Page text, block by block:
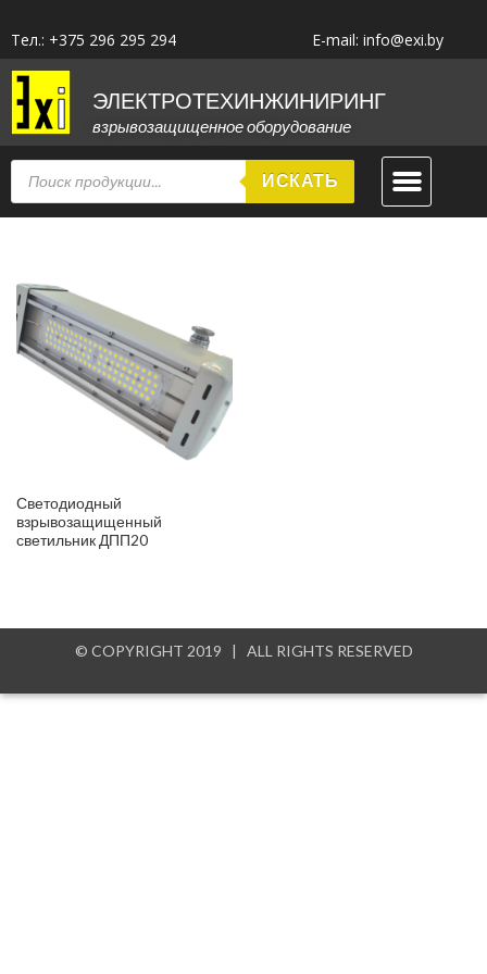
Тел.: +375 296 295 294 E-mail: info@exi.by
ЭЛЕКТРОТЕХИНЖИНИРИНГ
взрывозащищенное оборудование
ИСКАТЬ
Светодиодный
взрывозащищенный
светильник ДПП20
© COPYRIGHT 2019 | ALL RIGHTS RESERVED